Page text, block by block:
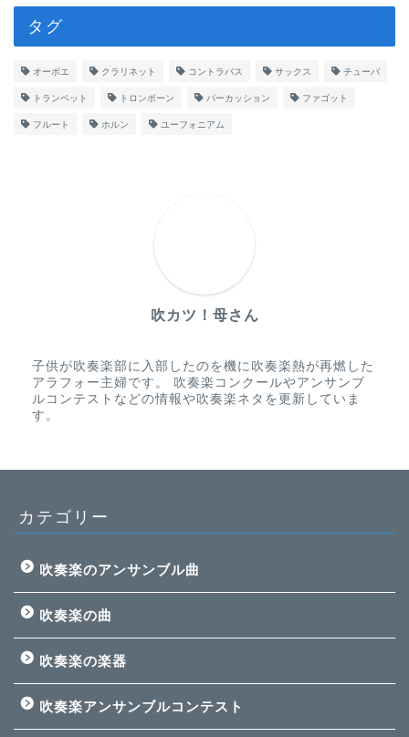
タグ
オーボエ クラリネット コントラバス サックス チューバ
トランペット トロンボーン パーカッション ファゴット
フルート ホルン ユーフォニアム
吹カツ！母さん
子供が吹奏楽部に入部したのを機に吹奏楽熱が再燃した
アラフォー主婦です。 吹奏楽コンクールやアンサンブ
ルコンテストなどの情報や吹奏楽ネタを更新していま
す。
カテゴリー
吹奏楽のアンサンブル曲
吹奏楽の曲
吹奏楽の楽器
吹奏楽アンサンブルコンテスト